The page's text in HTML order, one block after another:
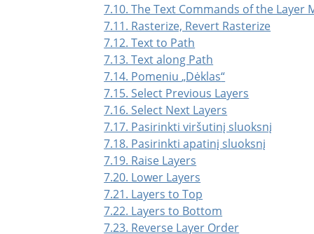
7.10. The Text Commands of the Layer
7.11. Rasterize, Revert Rasterize
7.12. Text to Path
7.13. Text along Path
7.14. Pomeniu„Dėklas“
7.15. Select Previous Layers
7.16. Select Next Layers
7.17. Pasirinkti viršutinį sluoksnį
7.18. Pasirinkti apatinį sluoksnį
7.19. Raise Layers
7.20. Lower Layers
7.21. Layers to Top
7.22. Layers to Bottom
7.23. Reverse Layer Order